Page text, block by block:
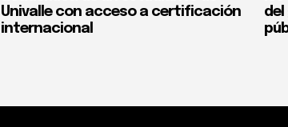
Univalle con acceso a certificación
internacional